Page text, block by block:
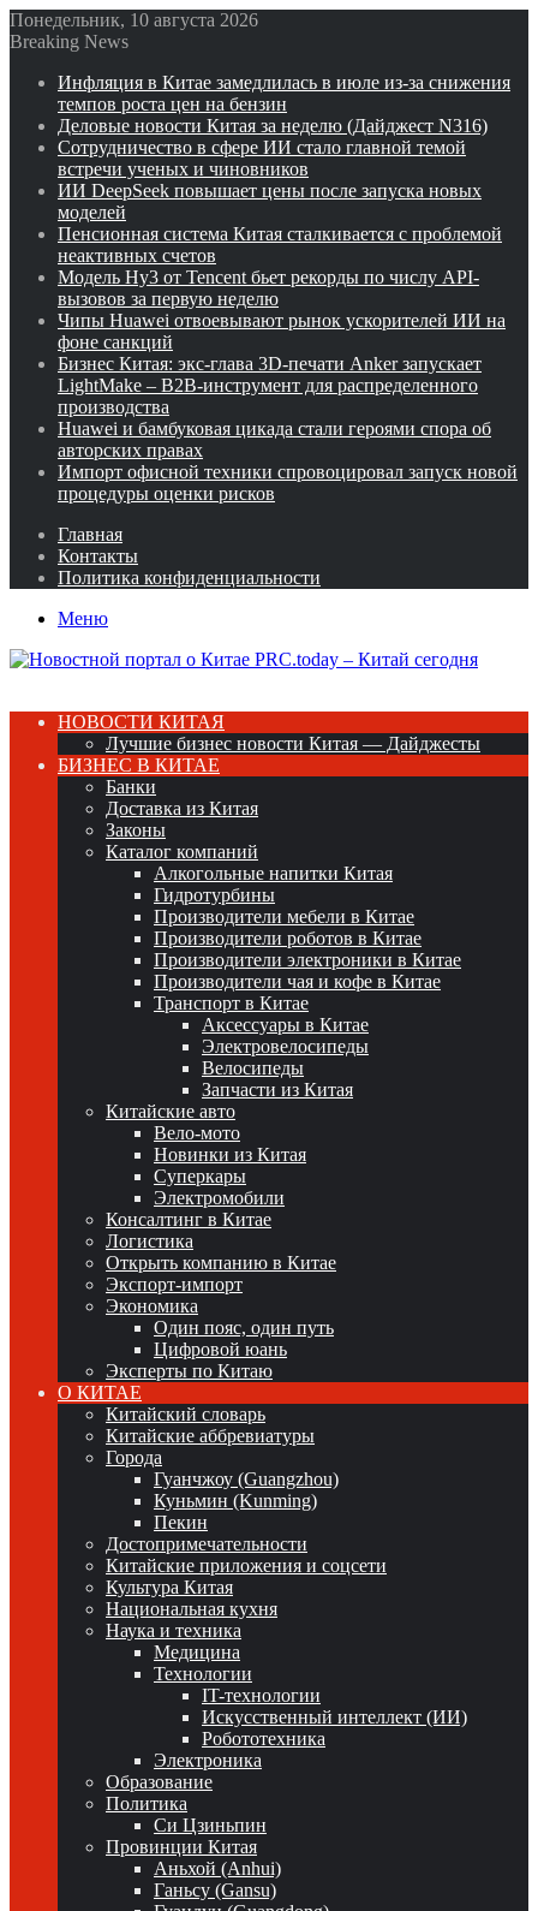
Понедельник, 10 августа 2026
Breaking News
Инфляция в Китае замедлилась в июле из-за снижения
темпов роста цен на бензин
Деловые новости Китая за неделю (Дайджест N316)
Сотрудничество в сфере ИИ стало главной темой
встречи ученых и чиновников
ИИ DeepSeek повышает цены после запуска новых
моделей
Пенсионная система Китая сталкивается с проблемой
неактивных счетов
Модель Hy3 от Tencent бьет рекорды по числу API-
вызовов за первую неделю
Чипы Huawei отвоевывают рынок ускорителей ИИ на
фоне санкций
Бизнес Китая: экс-глава 3D-печати Anker запускает
LightMake – B2B-инструмент для распределенного
производства
Huawei и бамбуковая цикада стали героями спора об
авторских правах
Импорт офисной техники спровоцировал запуск новой
процедуры оценки рисков
Главная
Контакты
Политика конфиденциальности
Меню
НОВОСТИ КИТАЯ
Лучшие бизнес новости Китая — Дайджесты
БИЗНЕС В КИТАЕ
Банки
Доставка из Китая
Законы
Каталог компаний
Алкогольные напитки Китая
Гидротурбины
Производители мебели в Китае
Производители роботов в Китае
Производители электроники в Китае
Производители чая и кофе в Китае
Транспорт в Китае
Аксессуары в Китае
Электровелосипеды
Велосипеды
Запчасти из Китая
Китайские авто
Вело-мото
Новинки из Китая
Суперкары
Электромобили
Консалтинг в Китае
Логистика
Открыть компанию в Китае
Экспорт-импорт
Экономика
Один пояс, один путь
Цифровой юань
Эксперты по Китаю
О КИТАЕ
Китайский словарь
Китайские аббревиатуры
Города
Гуанчжоу (Guangzhou)
Куньмин (Kunming)
Пекин
Достопримечательности
Китайские приложения и соцсети
Культура Китая
Национальная кухня
Наука и техника
Медицина
Технологии
IT-технологии
Искусственный интеллект (ИИ)
Робототехника
Электроника
Образование
Политика
Си Цзиньпин
Провинции Китая
Аньхой (Anhui)
Ганьсу (Gansu)